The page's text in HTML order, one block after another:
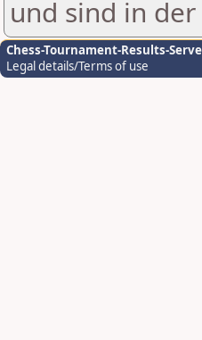
und sind in
Chess-Tournament-Results-
Legal details/Terms of use